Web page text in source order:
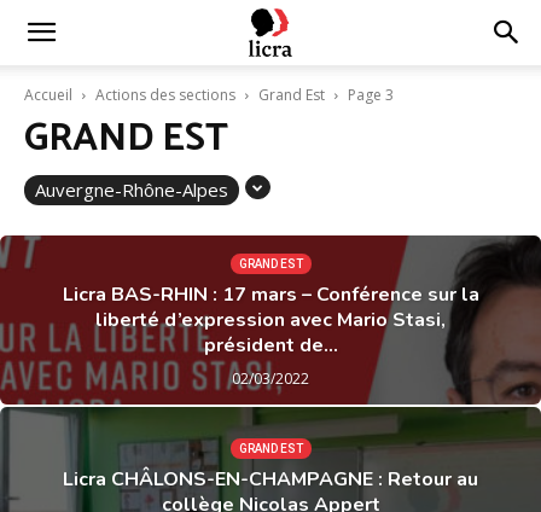
Licra
Antiraciste
depuis
Accueil Actions des sections Grand Est Page 3
GRAND EST
Auvergne-Rhône-Alpes
GRAND EST
Licra BAS-RHIN : 17 mars – Conférence sur la
liberté d’expression avec Mario Stasi,
président de...
02/03/2022
GRAND EST
Licra CHÂLONS-EN-CHAMPAGNE : Retour au
collège Nicolas Appert